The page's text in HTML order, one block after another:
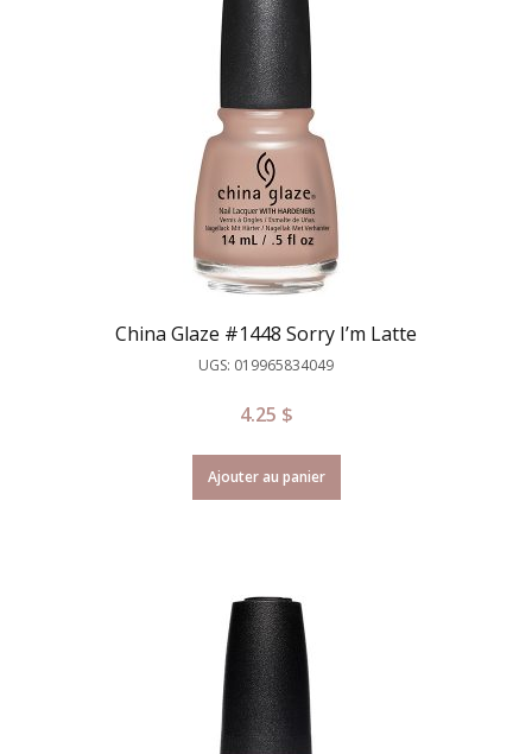
China Glaze #1448 Sorry I’m Latte
UGS: 019965834049
4.25 $
Ajouter au panier